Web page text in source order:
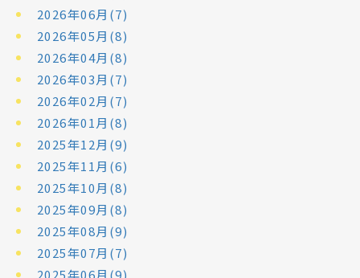
2026年06月(7)
2026年05月(8)
2026年04月(8)
2026年03月(7)
2026年02月(7)
2026年01月(8)
2025年12月(9)
2025年11月(6)
2025年10月(8)
2025年09月(8)
2025年08月(9)
2025年07月(7)